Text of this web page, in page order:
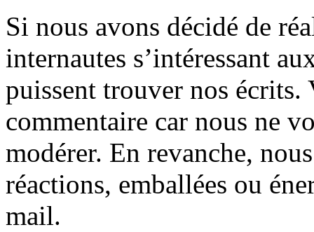
Si nous avons décidé de
internautes s’intéressant
puissent trouver nos écrits.
commentaire car nous ne
modérer. En revanche,
réactions, emballées ou
mail.